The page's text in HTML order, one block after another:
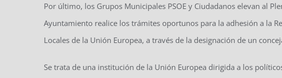
Por último, los Grupos Municipales PSOE y Ciudadanos elevan al
Ayuntamiento realice los trámites oportunos para la adhesión a la
Locales de la Unión Europea, a través de la designación de un
Se trata de una institución de la Unión Europea dirigida a los